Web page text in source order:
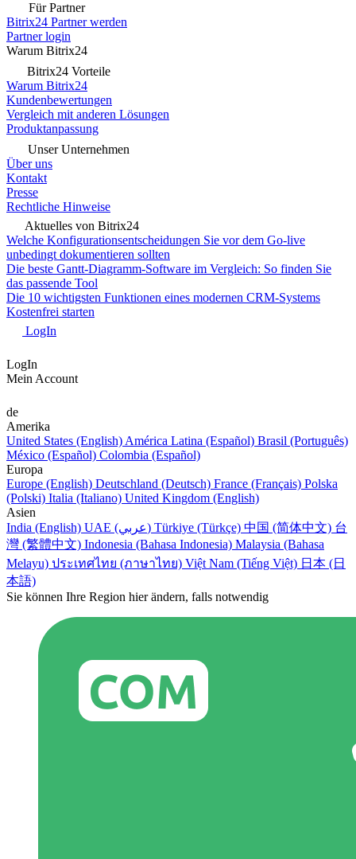
Für Partner
Bitrix24 Partner werden
Partner login
Warum Bitrix24
Bitrix24 Vorteile
Warum Bitrix24
Kundenbewertungen
Vergleich mit anderen Lösungen
Produktanpassung
Unser Unternehmen
Über uns
Kontakt
Presse
Rechtliche Hinweise
Aktuelles von Bitrix24
Welche Konfigurationsentscheidungen Sie vor dem Go-live
unbedingt dokumentieren sollten
Die beste Gantt-Diagramm-Software im Vergleich: So finden Sie
das passende Tool
Die 10 wichtigsten Funktionen eines modernen CRM-Systems
Kostenfrei starten
LogIn
LogIn
Mein Account
de
Amerika
United States (English) América Latina (Español) Brasil (Português)
México (Español) Colombia (Español)
Europa
Europe (English) Deutschland (Deutsch) France (Français) Polska
(Polski) Italia (Italiano) United Kingdom (English)
Asien
India (English)
UAE (عربي) Türkiye (Türkçe) 中国 (简体中文) 台
灣 (繁體中文) Indonesia (Bahasa Indonesia) Malaysia (Bahasa
Melayu) ประเทศไทย (ภาษาไทย) Việt Nam (Tiếng Việt) 日本 (日
本語)
Sie können Ihre Region hier ändern, falls notwendig